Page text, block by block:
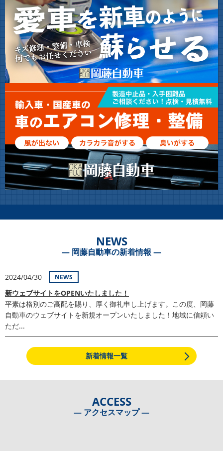
NEWS
― 岡藤自動車の新着情報 ―
2024/04/30 NEWS
新ウェブサイトをOPENいたしました！
平素は格別のご高配を賜り、厚く御礼申し上げます。この度、岡藤
自動車のウェブサイトを新規オープンいたしました！地域に信頼い
ただ...
新着情報一覧
ACCESS
― アクセスマップ ―